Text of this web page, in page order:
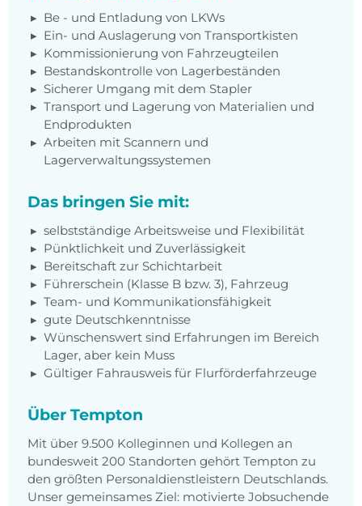
Be - und Entladung von LKWs
Ein- und Auslagerung von Transportkisten
Kommissionierung von Fahrzeugteilen
Bestandskontrolle von Lagerbeständen
Sicherer Umgang mit dem Stapler
Transport und Lagerung von Materialien und
Endprodukten
Arbeiten mit Scannern und
Lagerverwaltungssystemen
Das bringen Sie mit:
selbstständige Arbeitsweise und Flexibilität
Pünktlichkeit und Zuverlässigkeit
Bereitschaft zur Schichtarbeit
Führerschein (Klasse B bzw. 3), Fahrzeug
Team- und Kommunikationsfähigkeit
gute Deutschkenntnisse
Wünschenswert sind Erfahrungen im Bereich
Lager, aber kein Muss
Gültiger Fahrausweis für Flurförderfahrzeuge
Über Tempton
Mit über 9.500 Kolleginnen und Kollegen an
bundesweit 200 Standorten gehört Tempton zu
den größten Personaldienstleistern Deutschlands.
Unser gemeinsames Ziel: motivierte Jobsuchende